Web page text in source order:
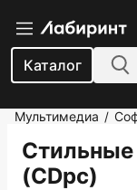
Каталог
Мультимедиа /
(CDpc)